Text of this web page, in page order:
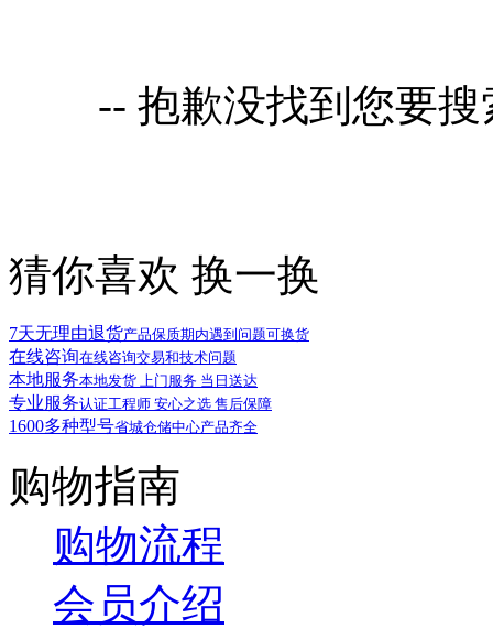
-- 抱歉没找到您要
猜你喜欢 换一换
7天无理由退货产品保质期内遇到问题可换货
在线咨询在线咨询交易和技术问题
本地服务本地发货 上门服务 当日送达
专业服务认证工程师 安心之选 售后保障
1600多种型号省城仓储中心产品齐全
购物指南
购物流程
会员介绍